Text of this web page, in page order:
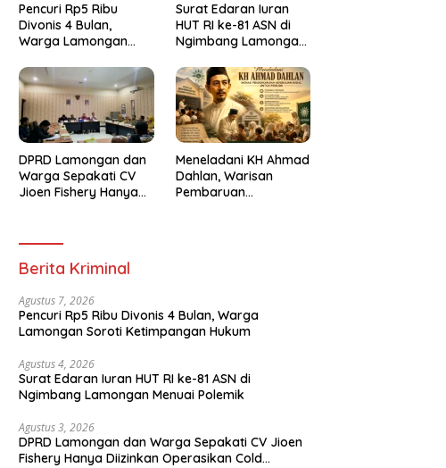
Pencuri Rp5 Ribu
Divonis 4 Bulan,
Warga Lamongan
Hukum
Surat Edaran Iuran
HUT RI ke-81 ASN di
Ngimbang Lamongan
DPRD Lamongan dan
Warga Sepakati CV
Jioen Fishery Hanya
Meneladani KH Ahmad
Dahlan, Warisan
Pembaruan
Berita Kriminal
Agustus 7, 2026
Pencuri Rp5 Ribu Divonis 4 Bulan, Warga
Lamongan Soroti Ketimpangan Hukum
Agustus 4, 2026
Surat Edaran Iuran HUT RI ke-81 ASN di
Ngimbang Lamongan Menuai Polemik
Agustus 3, 2026
DPRD Lamongan dan Warga Sepakati CV Jioen
Fishery Hanya Diizinkan Operasikan Cold